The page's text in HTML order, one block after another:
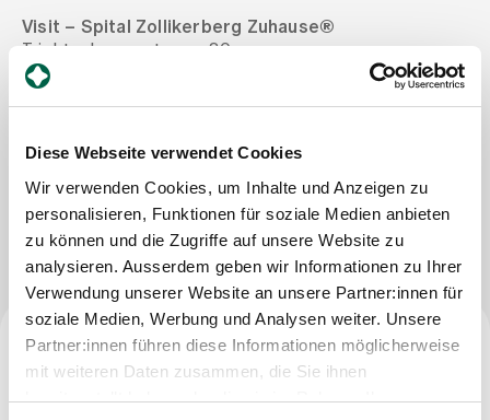
Diese Webseite verwendet Cookies
Wir verwenden Cookies, um Inhalte und Anzeigen zu
personalisieren, Funktionen für soziale Medien anbieten
zu können und die Zugriffe auf unsere Website zu
analysieren. Ausserdem geben wir Informationen zu Ihrer
Verwendung unserer Website an unsere Partner:innen für
soziale Medien, Werbung und Analysen weiter. Unsere
Partner:innen führen diese Informationen möglicherweise
mit weiteren Daten zusammen, die Sie ihnen
bereitgestellt haben oder die sie im Rahmen Ihrer
Latest news
Jobs & Career
Baby gallery
Blog
Visit – Spital Zollikerberg Zuhause®
Trichtenhauserstrasse 20
8125 Zollikerberg
Write Message
Profession